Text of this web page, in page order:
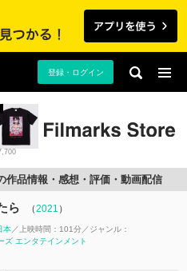
登録・ログイン
作品情報・感想・評価・動画配信
ら （2021 ）
本 上映時間：101分
ジャンル：
ズ エンタテインメント